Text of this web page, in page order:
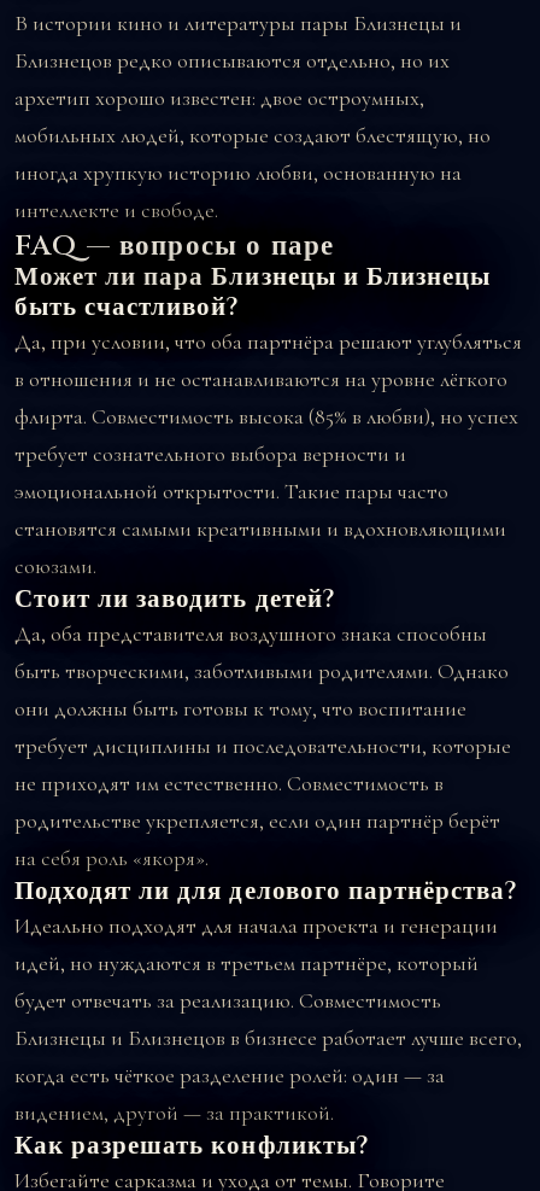
В истории кино и литературы пары Близнецы и
Близнецов редко описываются отдельно, но их
архетип хорошо известен: двое остроумных,
мобильных людей, которые создают блестящую, но
иногда хрупкую историю любви, основанную на
интеллекте и свободе.
FAQ — вопросы о паре
Может ли пара Близнецы и Близнецы
быть счастливой?
Да, при условии, что оба партнёра решают углубляться
в отношения и не останавливаются на уровне лёгкого
флирта. Совместимость высока (85% в любви), но успех
требует сознательного выбора верности и
эмоциональной открытости. Такие пары часто
становятся самыми креативными и вдохновляющими
союзами.
Стоит ли заводить детей?
Да, оба представителя воздушного знака способны
быть творческими, заботливыми родителями. Однако
они должны быть готовы к тому, что воспитание
требует дисциплины и последовательности, которые
не приходят им естественно. Совместимость в
родительстве укрепляется, если один партнёр берёт
на себя роль «якоря».
Подходят ли для делового партнёрства?
Идеально подходят для начала проекта и генерации
идей, но нуждаются в третьем партнёре, который
будет отвечать за реализацию. Совместимость
Близнецы и Близнецов в бизнесе работает лучше всего,
когда есть чёткое разделение ролей: один — за
видением, другой — за практикой.
Как разрешать конфликты?
Избегайте сарказма и ухода от темы. Говорите